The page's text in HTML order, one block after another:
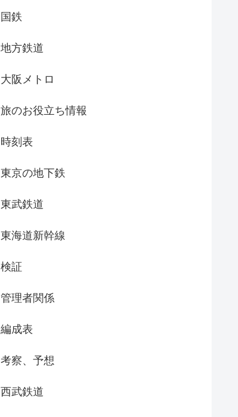
国鉄
地方鉄道
大阪メトロ
旅のお役立ち情報
時刻表
東京の地下鉄
東武鉄道
東海道新幹線
検証
管理者関係
編成表
考察、予想
西武鉄道